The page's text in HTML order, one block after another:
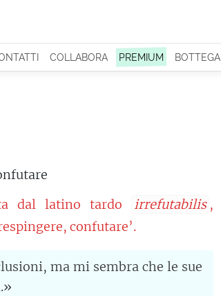
COLLABORA PREMIUM BOTTEGA
dal latino tardo irrefutabilis ,
confutare’.
ma mi sembra che le sue